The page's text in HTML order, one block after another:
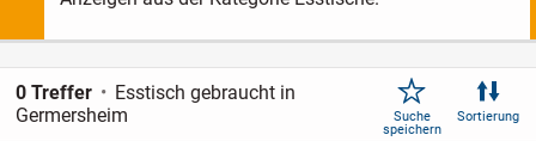
0 Treffer
Esstisch gebraucht in
Germersheim
Suche
speichern
Sortierung